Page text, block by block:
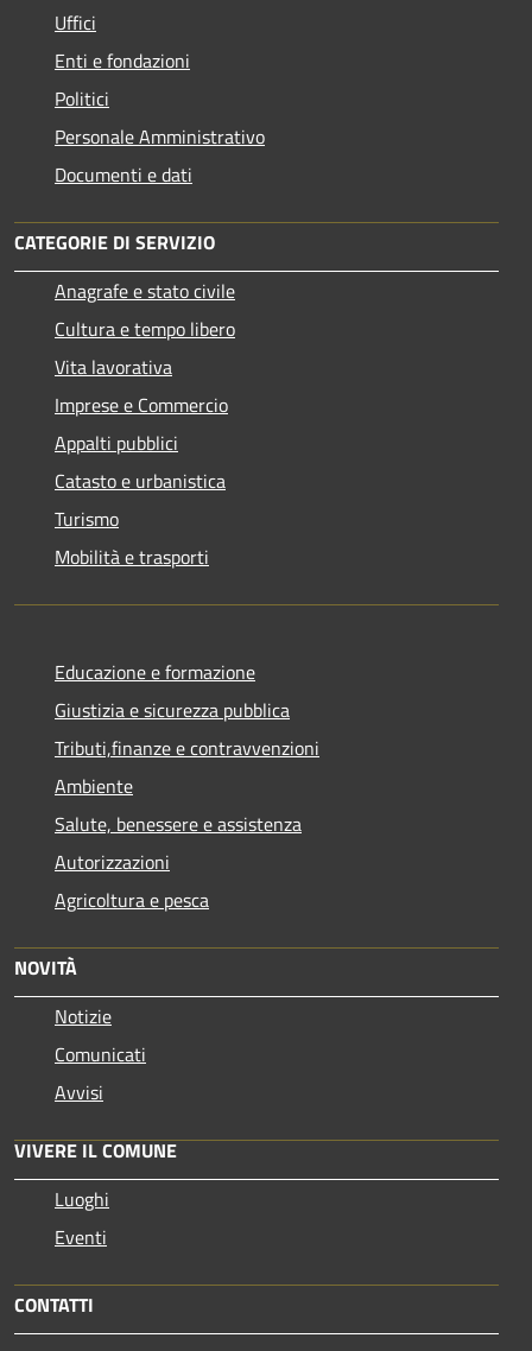
Uffici
Enti e fondazioni
Politici
Personale Amministrativo
Documenti e dati
CATEGORIE DI SERVIZIO
Anagrafe e stato civile
Cultura e tempo libero
Vita lavorativa
Imprese e Commercio
Appalti pubblici
Catasto e urbanistica
Turismo
Mobilità e trasporti
Educazione e formazione
Giustizia e sicurezza pubblica
Tributi,finanze e contravvenzioni
Ambiente
Salute, benessere e assistenza
Autorizzazioni
Agricoltura e pesca
NOVITÀ
Notizie
Comunicati
Avvisi
VIVERE IL COMUNE
Luoghi
Eventi
CONTATTI